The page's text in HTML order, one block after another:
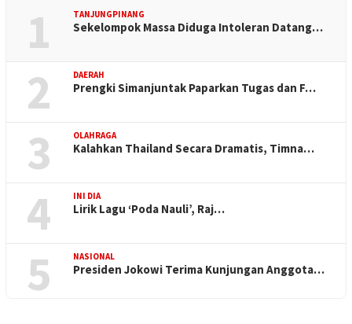
1 TANJUNGPINANG
Sekelompok Massa Diduga Intoleran Datang…
2 DAERAH
Prengki Simanjuntak Paparkan Tugas dan F…
3 OLAHRAGA
Kalahkan Thailand Secara Dramatis, Timna…
4 INI DIA
Lirik Lagu ‘Poda Nauli’, Raj…
5 NASIONAL
Presiden Jokowi Terima Kunjungan Anggota…